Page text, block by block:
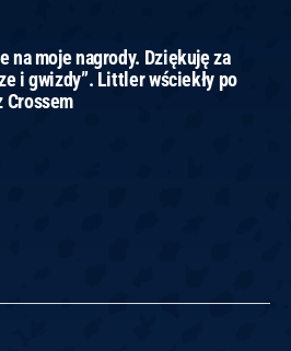
na moje nagrody. Dziękuję za
i gwizdy”. Littler wściekły po
Crossem